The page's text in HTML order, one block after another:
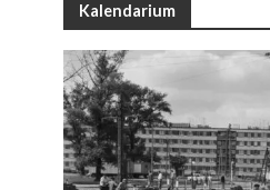
Kalendarium